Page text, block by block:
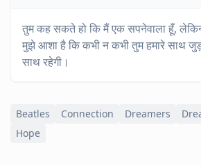
तुम कह सकते हो कि मैं एक सपनेवाला हूँ,
मुझे आशा है कि कभी न कभी तुम हमारे साथ
साथ रहेगी।
Beatles Connection Dreamers
Hope